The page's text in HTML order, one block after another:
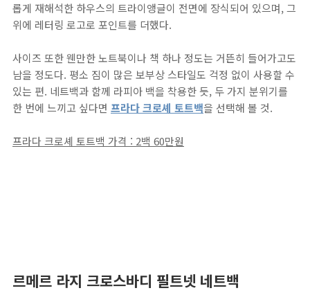
롭게 재해석한 하우스의 트라이앵글이 전면에 장식되어 있으며, 그
위에 레터링 로고로 포인트를 더했다.
사이즈 또한 웬만한 노트북이나 책 하나 정도는 거뜬히 들어가고도
남을 정도다. 평소 짐이 많은 보부상 스타일도 걱정 없이 사용할 수
있는 편. 네트백과 함께 라피아 백을 착용한 듯, 두 가지 분위기를
한 번에 느끼고 싶다면 프라다 크로셰 토트백을 선택해 볼 것.
프라다 크로셰 토트백 가격 : 2백 60만원
르메르 라지 크로스바디 필트넷 네트백